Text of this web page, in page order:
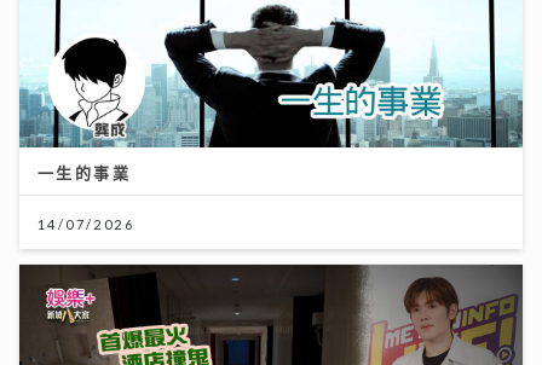
一生的事業
14/07/2026